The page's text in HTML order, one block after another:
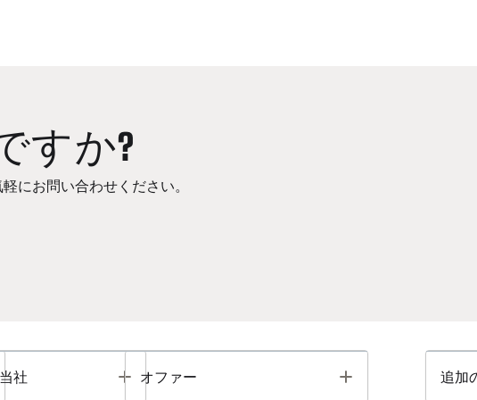
すか?
にお問い合わせください。
当社 Toggle
オファー Toggle 追加